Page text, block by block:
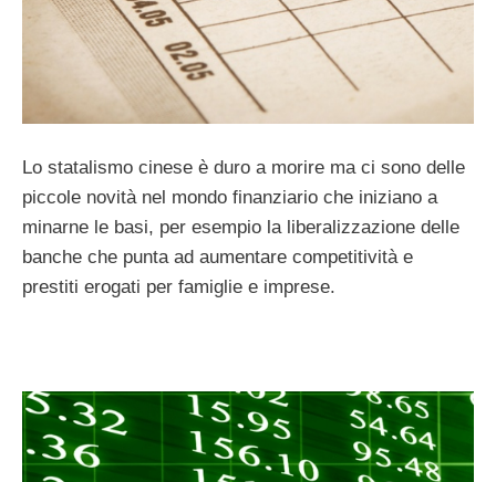
Lo statalismo cinese è duro a morire ma ci sono delle
piccole novità nel mondo finanziario che iniziano a
minarne le basi, per esempio la liberalizzazione delle
banche che punta ad aumentare competitività e
prestiti erogati per famiglie e imprese.